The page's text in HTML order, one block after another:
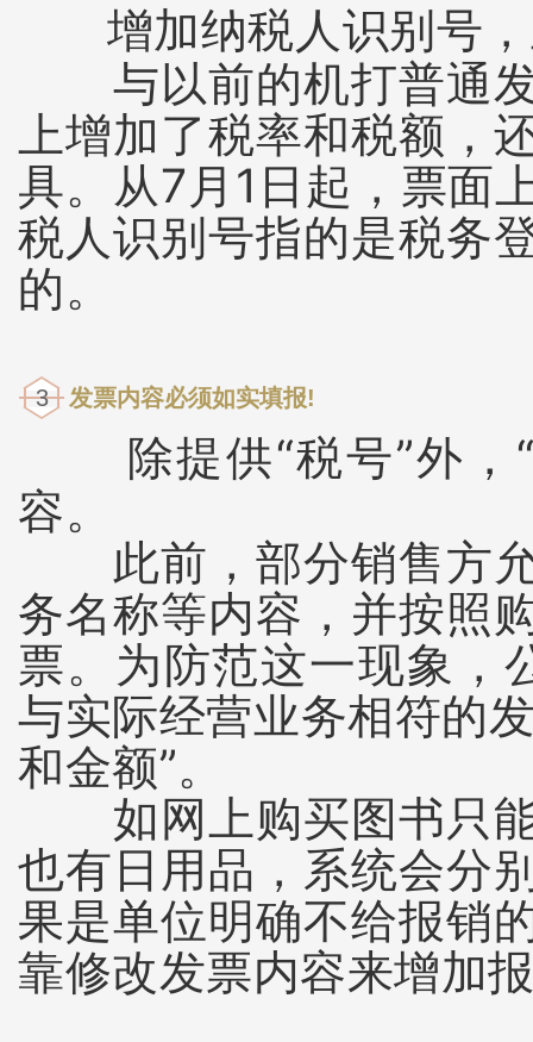
增加纳税人识别号
与以前的机打普通发
上增加了税率和税额，
具。从7月1日起，票面
税人识别号指的是税务
的。
3 发票内容必须如实填报!
除提供“税号”外，
容。
此前，部分销售方允
务名称等内容，并按照
票。为防范这一现象，
与实际经营业务相符的
和金额”。
如网上购买图书只能
也有日用品，系统会分
果是单位明确不给报销
靠修改发票内容来增加